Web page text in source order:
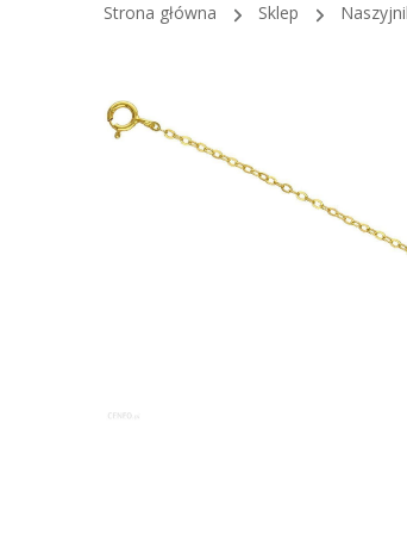
Strona główna Sklep